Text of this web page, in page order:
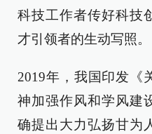
科技工作者传好科技
才引领者的生动写照。
2019年，我国印发《
神加强作风和学风建
确提出大力弘扬甘为